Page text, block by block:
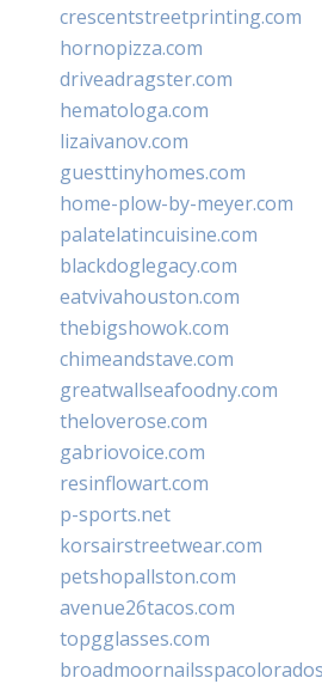
crescentstreetprinting.com
hornopizza.com
driveadragster.com
hematologa.com
lizaivanov.com
guesttinyhomes.com
home-plow-by-meyer.com
palatelatincuisine.com
blackdoglegacy.com
eatvivahouston.com
thebigshowok.com
chimeandstave.com
greatwallseafoodny.com
theloverose.com
gabriovoice.com
resinflowart.com
p-sports.net
korsairstreetwear.com
petshopallston.com
avenue26tacos.com
topgglasses.com